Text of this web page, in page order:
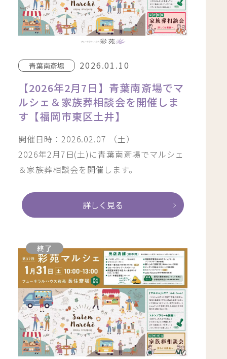
青葉南斎場 2026.01.10
【2026年2月7日】青葉南斎場でマ
ルシェ＆家族葬相談会を開催しま
す【福岡市東区土井】
開催日時：2026.02.07 （土）
2026年2月7日(土)に青葉南斎場でマルシェ
＆家族葬相談会を開催します。
詳しく見る
終了